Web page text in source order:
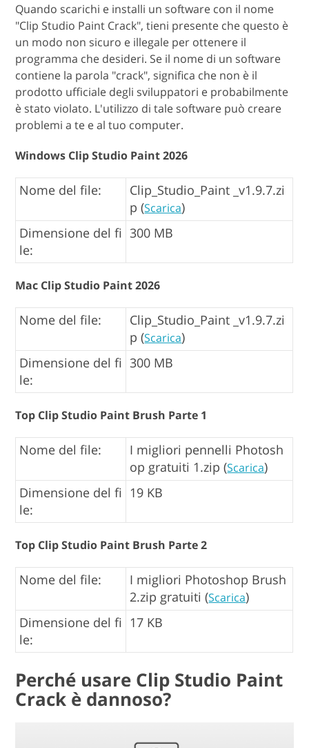
Quando scarichi e installi un software con il nome
"Clip Studio Paint Crack", tieni presente che questo è
un modo non sicuro e illegale per ottenere il
programma che desideri. Se il nome di un software
contiene la parola "crack", significa che non è il
prodotto ufficiale degli sviluppatori e probabilmente
è stato violato. L'utilizzo di tale software può creare
problemi a te e al tuo computer.
Windows Clip Studio Paint 2026
Nome del file:
Clip_Studio_Paint _v1.9.7.zi
p (Scarica)
Dimensione del fi
le:
300 MB
Mac Clip Studio Paint 2026
Nome del file:
Clip_Studio_Paint _v1.9.7.zi
p (Scarica)
Dimensione del fi
le:
300 MB
Top Clip Studio Paint Brush Parte 1
Nome del file:
I migliori pennelli Photosh
op gratuiti 1.zip (Scarica)
Dimensione del fi
le:
19 KB
Top Clip Studio Paint Brush Parte 2
Nome del file:
I migliori Photoshop Brush
2.zip gratuiti (Scarica)
Dimensione del fi
le:
17 KB
Perché usare Clip Studio Paint
Crack è dannoso?